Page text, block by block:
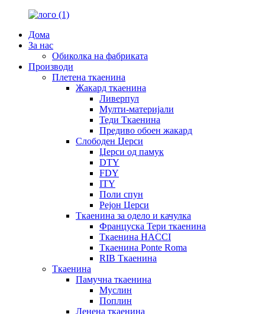
Дома
За нас
Обиколка на фабриката
Производи
Плетена ткаенина
Жакард ткаенина
Ливерпул
Мулти-материјали
Теди Ткаенина
Предиво обоен жакард
Слободен Џерси
Џерси од памук
DTY
FDY
ITY
Поли спун
Рејон Џерси
Ткаенина за одело и качулка
Француска Тери ткаенина
Ткаенина HACCI
Ткаенина Ponte Roma
RIB Ткаенина
Ткаенина
Памучна ткаенина
Муслин
Поплин
Ленена ткаенина